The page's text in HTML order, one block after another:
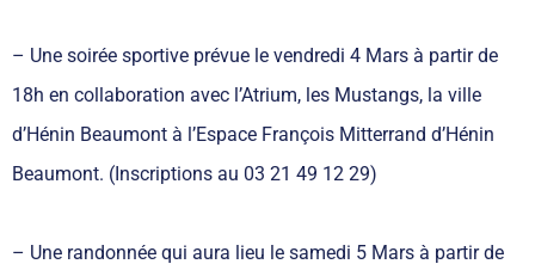
– Une soirée sportive prévue le vendredi 4 Mars à partir de
18h en collaboration avec l’Atrium, les Mustangs, la ville
d’Hénin Beaumont à l’Espace François Mitterrand d’Hénin
Beaumont. (Inscriptions au 03 21 49 12 29)
– Une randonnée qui aura lieu le samedi 5 Mars à partir de